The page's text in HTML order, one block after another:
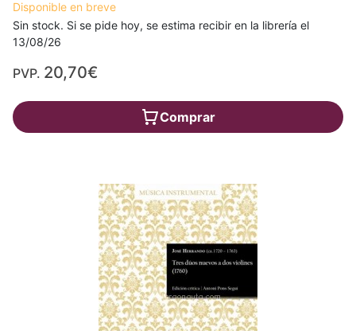
Disponible en breve
Sin stock. Si se pide hoy, se estima recibir en la librería el
13/08/26
PVP. 20,70€
Comprar